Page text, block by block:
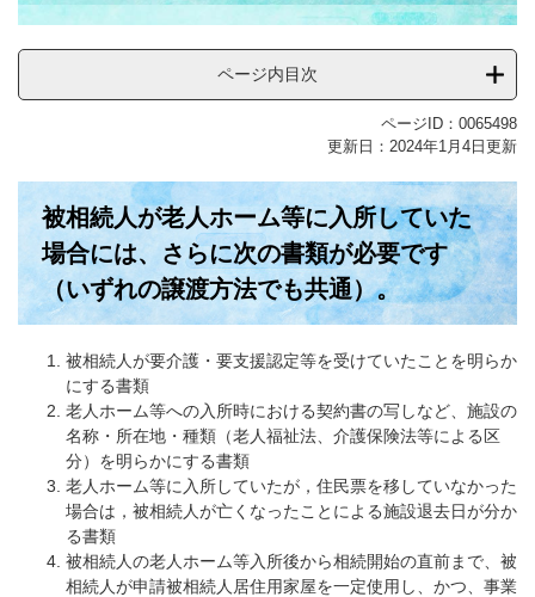
ページ内目次
ページID：0065498
更新日：2024年1月4日更新
被相続人が老人ホーム等に入所していた
場合には、さらに次の書類が必要です
（いずれの譲渡方法でも共通）。
被相続人が要介護・要支援認定等を受けていたことを明らか
にする書類
老人ホーム等への入所時における契約書の写しなど、施設の
名称・所在地・種類（老人福祉法、介護保険法等による区
分）を明らかにする書類
老人ホーム等に入所していたが，住民票を移していなかった
場合は，被相続人が亡くなったことによる施設退去日が分か
る書類
被相続人の老人ホーム等入所後から相続開始の直前まで、被
相続人が申請被相続人居住用家屋を一定使用し、かつ、事業